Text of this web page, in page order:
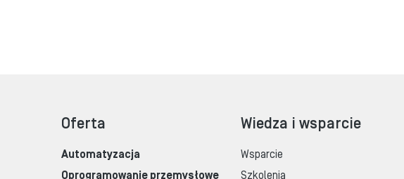
Oferta
Automatyzacja
Oprogramowanie przemysłowe
Wiedza i wsparcie
Wsparcie
Szkolenia